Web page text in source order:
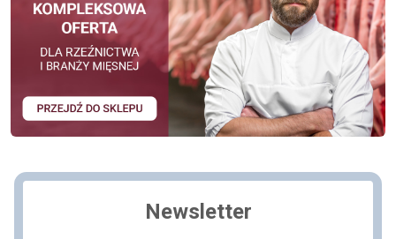
Newsletter